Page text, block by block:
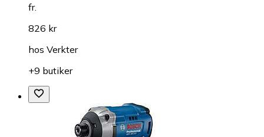
fr.
826 kr
hos Verkter
+9 butiker